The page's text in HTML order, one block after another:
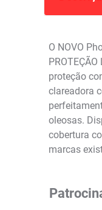
O NOVO
proteção
clareadora
oleosas.
cobertura
marcas